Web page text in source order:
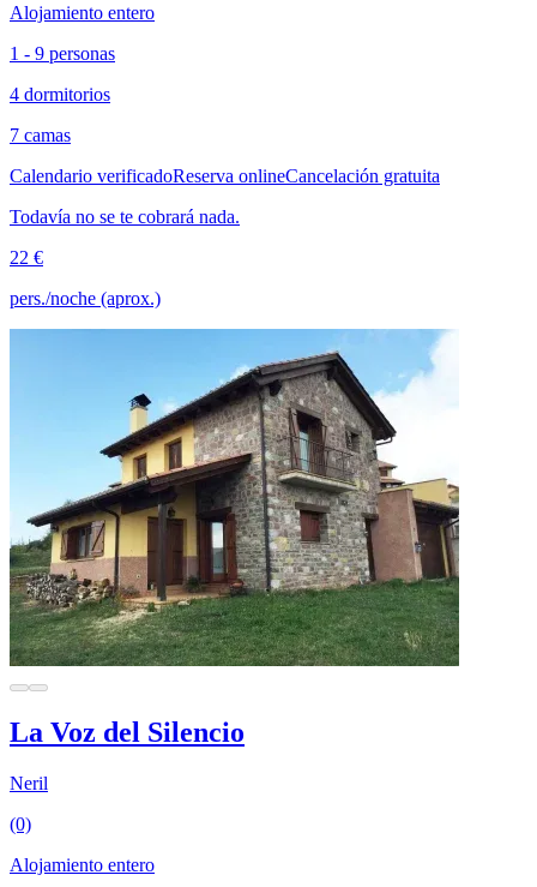
Alojamiento entero
1 - 9 personas
4 dormitorios
7 camas
Calendario verificadoReserva onlineCancelación gratuita
Todavía no se te cobrará nada.
22 €
pers./noche (aprox.)
La Voz del Silencio
Neril
(0)
Alojamiento entero